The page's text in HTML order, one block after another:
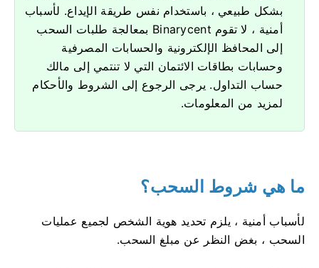
بشكل طبيعي ، باستخدام نفس طريقة الإيداع. لأسباب
أمنية ، لا تقوم Binarycent بمعالجة طلبات السحب
إلى المحافظ الإلكترونية والحسابات المصرفية
وحسابات بطاقات الائتمان التي لا تنتمي إلى مالك
حساب التداول. يرجى الرجوع إلى الشروط والأحكام
لمزيد من المعلومات.
ما هي شروط السحب؟
لأسباب أمنية ، يلزم تحديد هوية الشخص لجميع عمليات
السحب ، بغض النظر عن مبلغ السحب.